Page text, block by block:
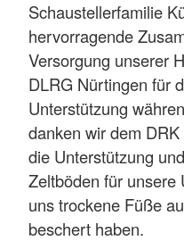
Schaustellerfamilie
hervorragende
Versorgung unserer
DLRG Nürtingen für
Unterstützung
danken wir dem
die Unterstützung
Zeltböden für unsere
uns trockene Füße
beschert haben.